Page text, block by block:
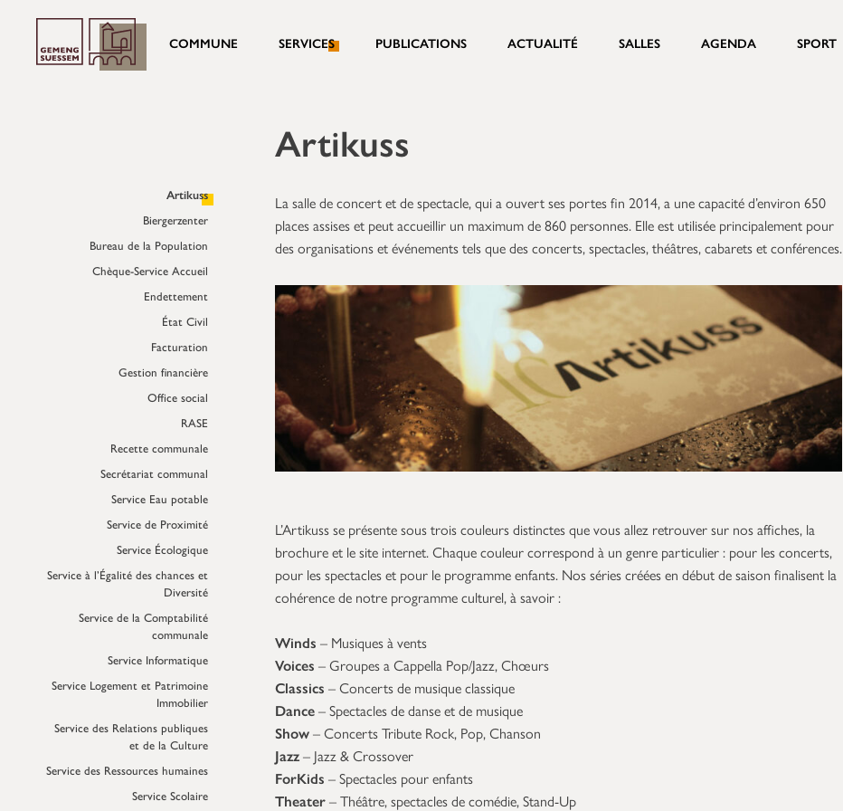
COMMUNE SERVICES PUBLICATIONS ACTUALITÉ SALLES AGENDA SPORT
Artikuss
Biergerzenter
Bureau de la Population
Chèque-Service Accueil
Endettement
État Civil
Facturation
Gestion financière
Office social
RASE
Recette communale
Secrétariat communal
Service Eau potable
Service de Proximité
Service Écologique
Service à l’Égalité des chances et
Diversité
Service de la Comptabilité
communale
Service Informatique
Service Logement et Patrimoine
Immobilier
Service des Relations publiques
et de la Culture
Service des Ressources humaines
Service Scolaire
Artikuss
La salle de concert et de spectacle, qui a ouvert ses portes fin 2014, a une capacité d’environ 650
places assises et peut accueillir un maximum de 860 personnes. Elle est utilisée principalement pour
des organisations et événements tels que des concerts, spectacles, théâtres, cabarets et conférences.
L’Artikuss se présente sous trois couleurs distinctes que vous allez retrouver sur nos affiches, la
brochure et le site internet. Chaque couleur correspond à un genre particulier : pour les concerts,
pour les spectacles et pour le programme enfants. Nos séries créées en début de saison finalisent la
cohérence de notre programme culturel, à savoir :
Winds – Musiques à vents
Voices – Groupes a Cappella Pop/Jazz, Chœurs
Classics – Concerts de musique classique
Dance– Spectacles de danse et de musique
Show– Concerts Tribute Rock, Pop, Chanson
Jazz– Jazz & Crossover
ForKids – Spectacles pour enfants
Theater– Théâtre, spectacles de comédie, Stand-Up